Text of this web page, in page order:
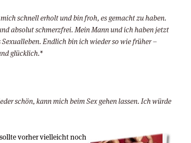
schnell erholt und bin froh, es gemacht zu haben.
absolut schmerzfrei. Mein Mann und ich haben jetzt
Endlich bin ich wieder so wie früher –
glücklich.*
schön, kann mich beim Sex gehen lassen. Ich würde
vorher vielleicht noch